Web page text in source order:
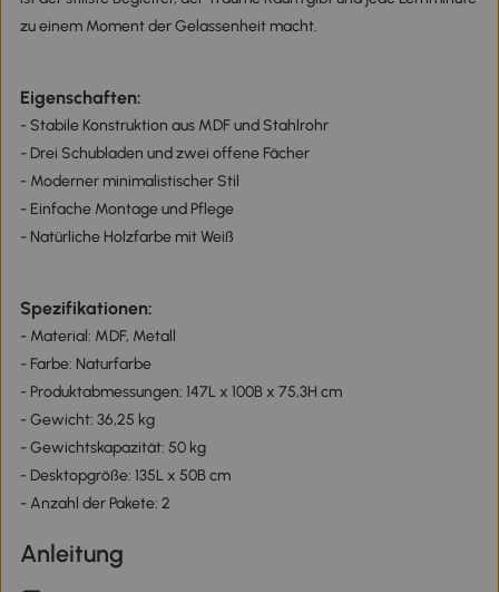
zu einem Moment der Gelassenheit macht.
Eigenschaften:
- Stabile Konstruktion aus MDF und Stahlrohr
- Drei Schubladen und zwei offene Fächer
- Moderner minimalistischer Stil
- Einfache Montage und Pflege
- Natürliche Holzfarbe mit Weiß
Spezifikationen:
- Material: MDF, Metall
- Farbe: Naturfarbe
- Produktabmessungen: 147L x 100B x 75,3H cm
- Gewicht: 36,25 kg
- Gewichtskapazität: 50 kg
- Desktopgröße: 135L x 50B cm
- Anzahl der Pakete: 2
Anleitung